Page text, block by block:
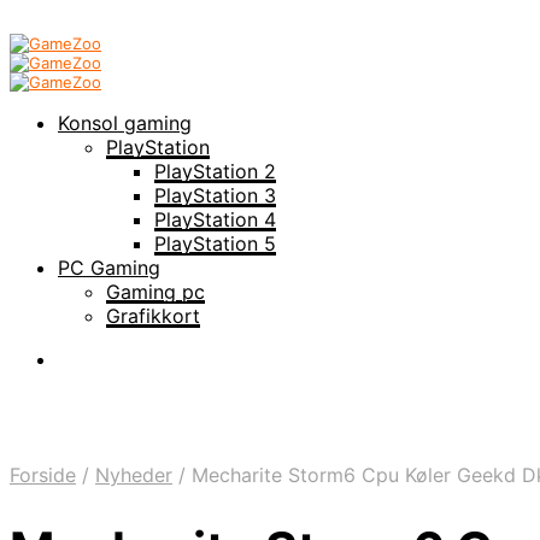
Konsol gaming
PlayStation
PlayStation 2
PlayStation 3
PlayStation 4
PlayStation 5
PC Gaming
Gaming pc
Grafikkort
Forside / Nyheder / Mecharite Storm6 Cpu Køler Geekd